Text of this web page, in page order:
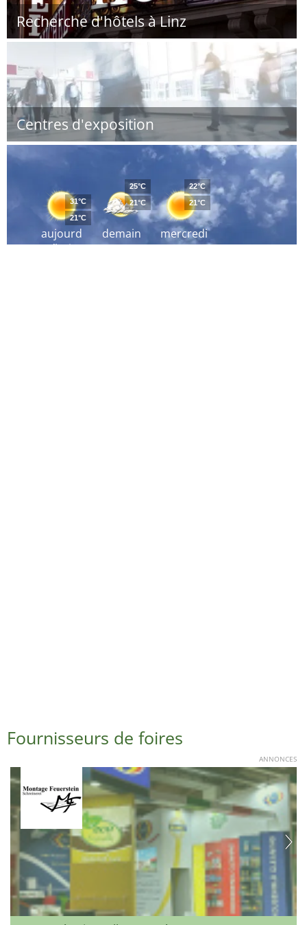
Recherche d'hôtels à Linz
Centres d'exposition
aujourd
´hui
31°C
21°C
demain
25°C
21°C
mercredi
22°C
21°C
Fournisseurs de foires
ANNONCES